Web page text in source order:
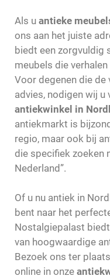
Als u antieke
ons aan het juiste
biedt een zorgvuldig
meubels die
Voor degenen die de
advies, nodigen wij u
antiekwinkel in
antiekmarkt is
regio, maar ook bij
die specifiek zoeken
Nederland”.
Of u nu antiek in
bent naar het
Nostalgiepalast
van hoogwaardige
Bezoek ons ter
online in onze